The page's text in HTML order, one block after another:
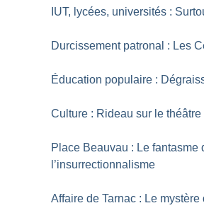
IUT, lycées, universités :
Durcissement patronal : Les
Éducation populaire :
Culture : Rideau sur le théâtre
Place Beauvau : Le fantasme
l’insurrectionnalisme
Affaire de Tarnac : Le mystère